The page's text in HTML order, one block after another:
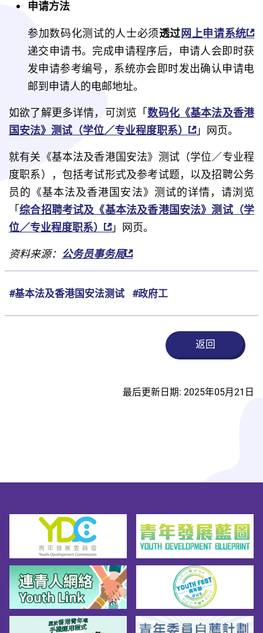
申请方法
参加数码化测试的人士必须透过网上申请系统
递交申请书。完成申请程序后，申请人会即时获
发申请参考编号，系统亦会即时发出确认申请电
邮到申请人的电邮地址。
如欲了解更多详情，可浏览「数码化《基本法及香港
国安法》测试（学位／专业程度职系）
」网页。
就有关《基本法及香港国安法》测试（学位／专业程
度职系），包括考试形式及参考试题，以及招聘公务
员的《基本法及香港国安法》测试的详情，请浏览
「综合招聘考试及《基本法及香港国安法》测试（学
位／专业程度职系）
」网页。
资料来源： 公务员事务局
#基本法及香港国安法测试 #政府工
返回
最后更新日期: 2025年05月21日